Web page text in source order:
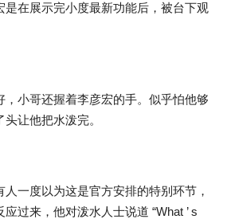
是在展示完小度最新功能后，被台下观
，小哥还握着李彦宏的手。似乎怕他够
让他把水泼完。
一度以为这是官方安排的特别环节，
过来，他对泼水人士说道 “What ’ s